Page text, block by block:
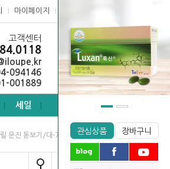
TODAY VIEW
관심상품 장바구니
마이페이지
고객센터
094146
001889
0
세일
문진 돋보기/대-75mm(3배율)